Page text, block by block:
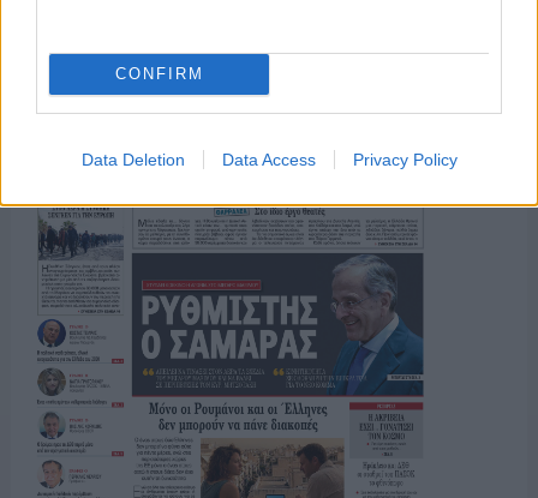
CONFIRM
Data Deletion Data Access Privacy Policy